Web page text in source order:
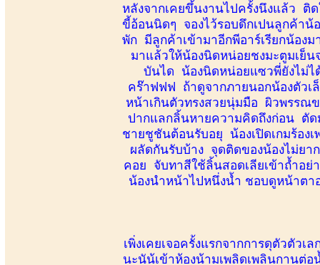
หลังจากเคยขึ้นงานไปครั้งนึงแล้ว ติ
ขี้อ้อนนิดๆ จองไว้รอบดึกเปนลูกค้าน้
พัก มีลูกค้าเข้ามาอีกพีอาร์เรียกน้อง
มาแล้วให้น้องนิดหน่อยชงมะตูมเย็
บันได น้องนิดหน่อยแซวพี่ยังไม่ไ
คร๊าฟฟฟ ถ้าดูจากภายนอกน้องตัวเ
หน้าเกินตัวทรงสวยนุ่มมือ ผิวพรรณข
ปากแลกลิ้นหายความคิดถึงก่อน ตัด
ชายชูชันต้อนรับอยุ น้องเปิดเกมร้อง
ผลัดกันรับบ้าง จุดติดของน้องไม่ยา
คอย จับทาสีใช้ลิ้นสอดเลียเข้าถ้ำอย่
น้องนำหน้าไปหนึ่งน้ำ ชอบดูหน้าตา
เพิ่งเคยเจอครั้งแรกจากการดุตัวตัว
นะนัน้เข้าห้องน้ามเพลิดเพลินกานต่